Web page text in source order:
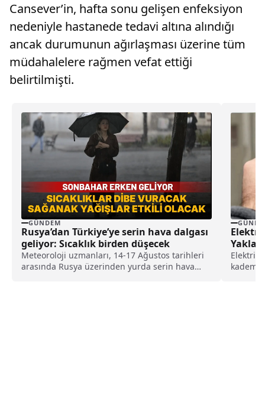
Cansever’in, hafta sonu gelişen enfeksiyon
nedeniyle hastanede tedavi altına alındığı
ancak durumunun ağırlaşması üzerine tüm
müdahalelere rağmen vefat ettiği
belirtilmişti.
GÜNDEM
Rusya’dan Türkiye’ye serin hava dalgası
geliyor: Sıcaklık birden düşecek
Meteoroloji uzmanları, 14-17 Ağustos tarihleri
arasında Rusya üzerinden yurda serin hava
Tarife
Elektrik